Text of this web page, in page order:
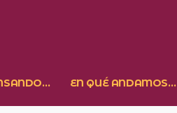
EN QUÉ ANDAMOS…